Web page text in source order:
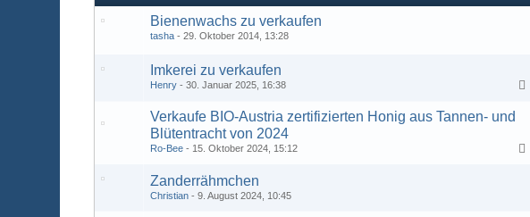
Bienenwachs zu verkaufen
tasha 29. Oktober 2014, 13:28
Imkerei zu verkaufen
Henry 30. Januar 2025, 16:38
Verkaufe BIO-Austria zertifizierten Honig aus Tannen- und
Blütentracht von 2024
Ro-Bee 15. Oktober 2024, 15:12
Zanderrähmchen
Christian 9. August 2024, 10:45